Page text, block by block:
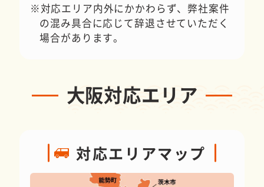
対応エリア内外にかかわらず、弊社案件
の混み具合に応じて辞退させていただく
場合があります。
大阪対応エリア
対応エリアマップ